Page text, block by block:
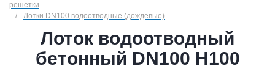
решетки
/
Лотки DN100 водоотводные (дождевые)
Лоток водоотводный
бетонный DN100 H100